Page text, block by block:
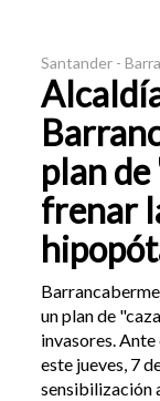
Santander -
plan
frenar
un plan de
invasores.
este jueves, 7
sensibilización